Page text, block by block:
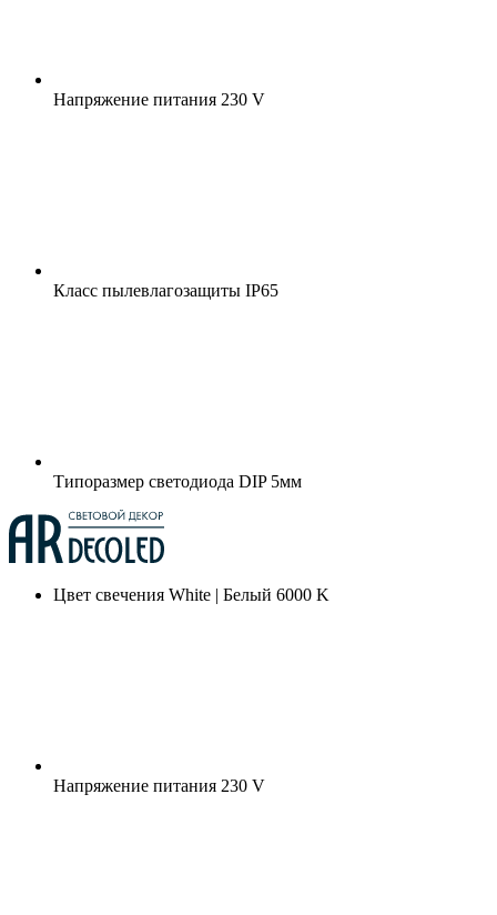
Напряжение питания 230 V
Класс пылевлагозащиты IP65
Типоразмер светодиода DIP 5мм
Цвет свечения White | Белый 6000 K
Напряжение питания 230 V